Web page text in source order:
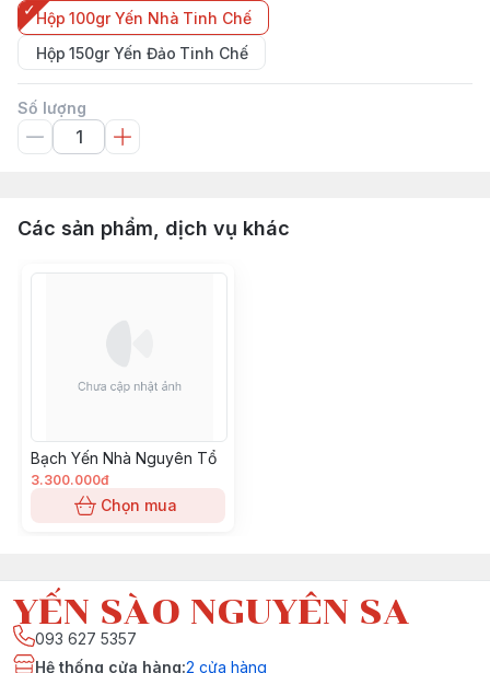
Hộp 100gr Yến Nhà Tinh Chế
Hộp 150gr Yến Đảo Tinh Chế
Số lượng
Các sản phẩm, dịch vụ khác
Bạch Yến Nhà Nguyên Tổ
3.300.000đ
Chọn mua
YẾN SÀO NGUYÊN SA
093 627 5357
Hệ thống cửa hàng:2 cửa hàng